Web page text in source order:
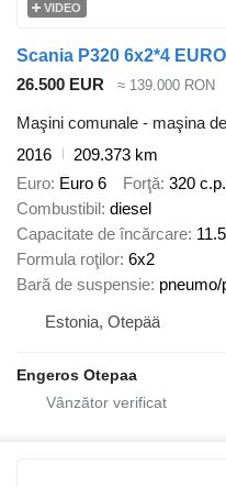
VIDEO
26.500 EUR ≈ 139.000 RON
Maşini comunale - maşina
2016
209.373 km
Euro Euro 6 Forţă 320
Combustibil diesel
Capacitate de încărcare
Formula roţilor 6x2
Bară de suspensie
Estonia, Otepää
Engeros Otepaa